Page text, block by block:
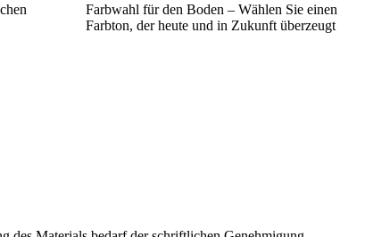
Farbwahl für den Boden – Wählen Sie einen
Farbton, der heute und in Zukunft überzeugt